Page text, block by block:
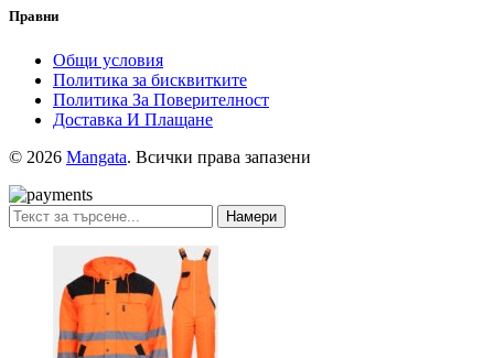
Правни
Общи условия
Политика за бисквитките
Политика За Поверителност
Доставка И Плащане
© 2026 Mangata. Всички права запазени
Намери